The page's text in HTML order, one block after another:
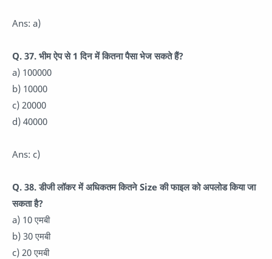
Ans: a)
Q. 37. भीम ऐप से 1 दिन में कितना पैसा भेज सकते हैं?
a) 100000
b) 10000
c) 20000
d) 40000
Ans: c)
Q. 38. डीजी लॉकर में अधिकतम कितने Size की फाइल को अपलोड किया जा
सकता है?
a) 10 एमबी
b) 30 एमबी
c) 20 एमबी